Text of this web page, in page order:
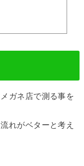
ガネ店で測る事を
れがベターと考え